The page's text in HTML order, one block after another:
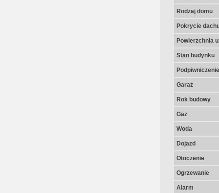
Rodzaj domu
Pokrycie
Powierzchnia
Stan budynku
Podpiwniczenie
Garaż
Rok budowy
Gaz
Woda
Dojazd
Otoczenie
Ogrzewanie
Alarm